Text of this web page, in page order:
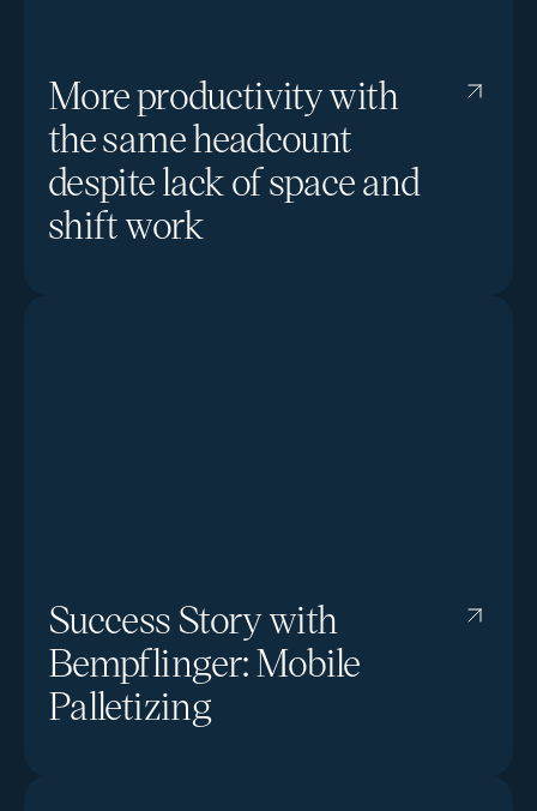
More productivity with
the same headcount
despite lack of space and
shift work
Success Story with
Bempflinger: Mobile
Palletizing